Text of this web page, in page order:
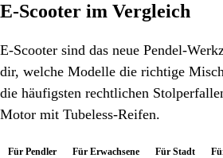
E-Scooter im Vergleich
E-Scooter sind das neue Pendel-
dir, welche Modelle die richtige
die häufigsten rechtlichen
Motor mit Tubeless-Reifen.
Für Pendler Für Erwachsene Für Stadt